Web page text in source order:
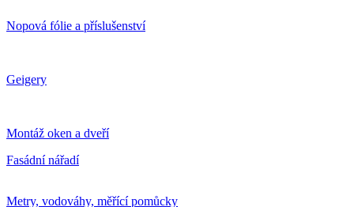
Nopová fólie a příslušenství
Geigery
Montáž oken a dveří
Fasádní nářadí
Metry, vodováhy, měřící pomůcky